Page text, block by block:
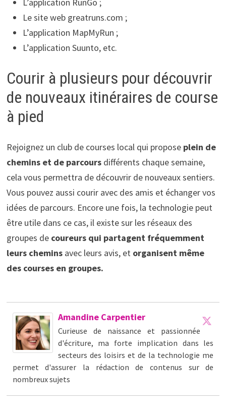
Le site web greatruns.com ;
L’application MapMyRun ;
L’application Suunto, etc.
Courir à plusieurs pour découvrir
de nouveaux itinéraires de course
à pied
Rejoignez un club de courses local qui propose plein de
chemins et de parcoursdifférents chaque semaine,
cela vous permettra de découvrir de nouveaux sentiers.
Vous pouvez aussi courir avec des amis et échanger vos
idées de parcours. Encore une fois, la technologie peut
être utile dans ce cas, il existe sur les réseaux des
groupes decoureurs qui partagent fréquemment
leurs cheminsavec leurs avis, et organisent même
des courses en groupes.
Amandine Carpentier
Curieuse de naissance et passionnée
d'écriture, ma forte implication dans les
secteurs des loisirs et de la technologie me
permet d'assurer la rédaction de contenus sur de
nombreux sujets